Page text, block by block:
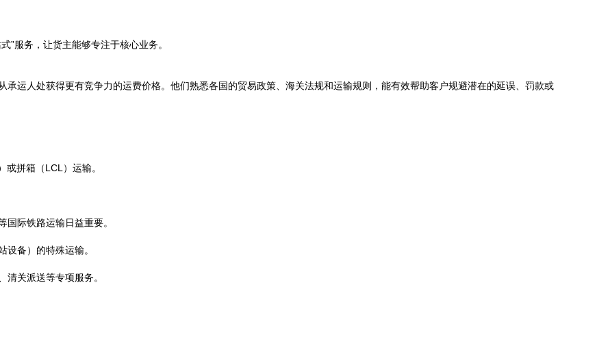
”服务，让货主能够专注于核心业务。
承运人处获得更有竞争力的运费价格。他们熟悉各国的贸易政策、海关法规和运输规则，能有效帮助客户规避潜在的延误、罚款或
或拼箱（LCL）运输。
国际铁路运输日益重要。
设备）的特殊运输。
清关派送等专项服务。